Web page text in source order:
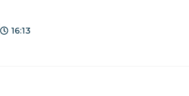
16:13